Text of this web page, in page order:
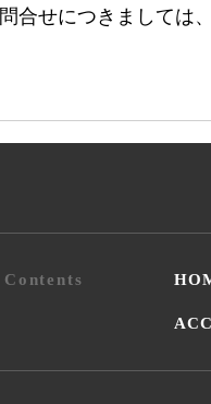
合せにつきましては
Contents